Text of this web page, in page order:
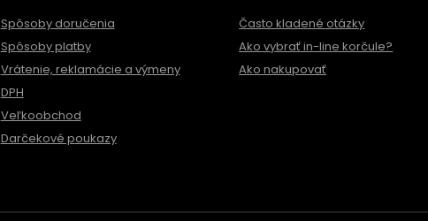
Spôsoby doručenia
Spôsoby platby
Vrátenie, reklamácie a výmeny
DPH
Veľkoobchod
Darčekové poukazy
Často kladené otázky
Ako vybrať in-line korčule?
Ako nakupovať